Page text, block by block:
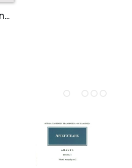
Σειρά Θουκυδίδης – Δεμένο (4 τόμοι)